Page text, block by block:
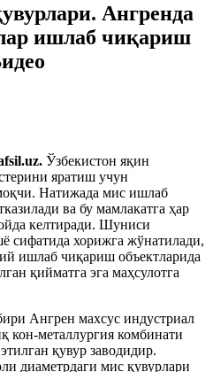
Ангренда
ишлаб чиқариш
Ўзбекистон яқин
яратиш учун
Натижада мис ишлаб
ва бу мамлакатга ҳар
келтиради. Шуниси
сифатида хорижга жўнатилади,
ишлаб чиқариш объектларида
қийматга эга маҳсулотга
Ангрен махсус индустриал
кон-металлургия комбинати
қувур заводидир.
диаметрдаги мис қувурлари